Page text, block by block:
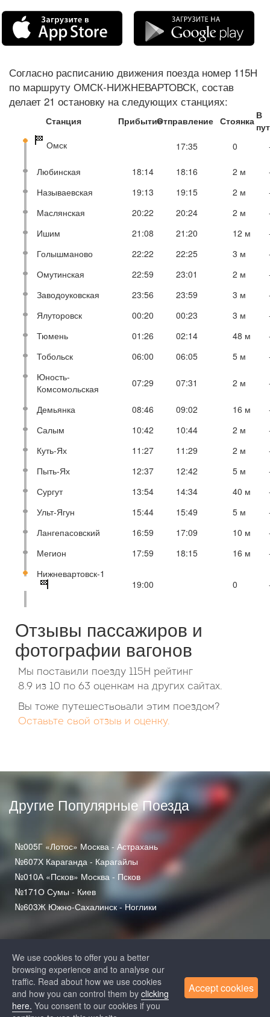
Согласно расписанию движения поезда номер 115Н
по маршруту ОМСК-НИЖНЕВАРТОВСК, состав
делает 21 остановку на следующих станциях:
Станция ПрибытиеОтправление Стоянка В
Омск
17:35 0
Любинская 18:14 18:16 2 м
Называевская
19:13 19:15 2 м
Маслянская
20:22 20:24 2 м
Ишим
21:08 21:20 12 м
Голышманово
22:22 22:25 3 м
Омутинская
22:59 23:01 2 м
Заводоуковская
23:56 23:59 3 м
Ялуторовск
00:20 00:23 3 м
Тюмень
01:26 02:14 48 м
Тобольск
06:00 06:05 5 м
Юность-
Комсомольская
07:29 07:31 2 м
Демьянка 08:46 09:02 16 м
Салым
10:42 10:44 2 м
Куть-Ях
11:27 11:29 2 м
Пыть-Ях
12:37 12:42 5 м
Сургут
13:54 14:34 40 м
Ульт-Ягун
15:44 15:49 5 м
Лангепасовский
16:59 17:09 10 м
Мегион
17:59 18:15 16 м
Нижневартовск-1
19:00
0
Отзывы пассажиров и
фотографии вагонов
Мы поставили поезду 115Н рейтинг
8.9 из 10 по 63 оценкам на других сайтах.
Вы тоже путешествовали этим поездом?
Оставьте свой отзыв и оценку.
Другие Популярные Поезда
№005Г «Лотос» Москва - Астрахань
№607Х Караганда - Карагайлы
№010А «Псков» Москва - Псков
№171О Сумы - Киев
№603Ж Южно-Сахалинск - Ноглики
+7 (812) 313-64-52
+7 (495) 258-85-87
We use cookies to offer you a better
browsing experience and to analyse our
traffic. Read about how we use cookies
and how you can control them by clicking
here. You consent to our cookies if you
Accept cookies